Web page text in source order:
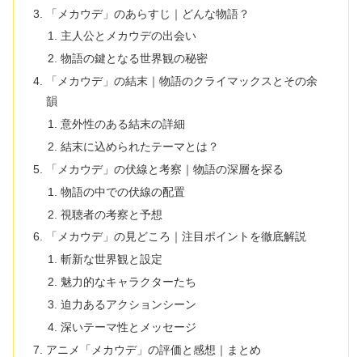
「メカウデ」のあらすじ｜どんな物語？
主人公とメカウデの出会い
物語の鍵となる世界観の秘密
「メカウデ」の結末｜物語のクライマックスとその余
韻
意外性のある結末の詳細
結末に込められたテーマとは？
「メカウデ」の伏線と考察｜物語の深層を探る
物語の中での伏線の配置
視聴者の考察と予想
「メカウデ」の見どころ｜注目ポイントを徹底解説
斬新な世界観と設定
魅力的なキャラクターたち
迫力あるアクションシーン
深いテーマ性とメッセージ
アニメ「メカウデ」の評価と感想｜まとめ